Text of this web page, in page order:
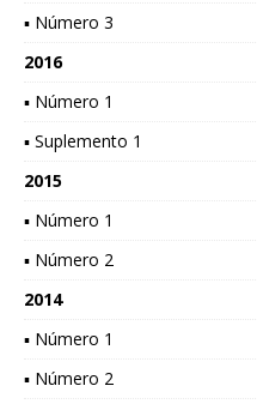
▪ Número 3
2016
▪ Número 1
▪ Suplemento 1
2015
▪ Número 1
▪ Número 2
2014
▪ Número 1
▪ Número 2